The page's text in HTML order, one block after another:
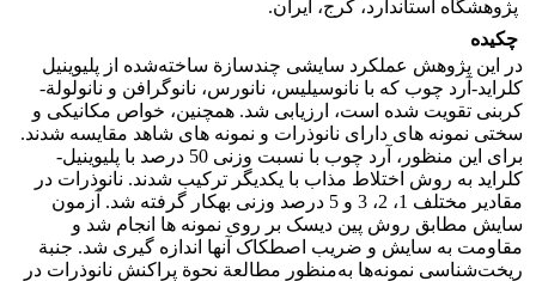
پژوهشگاه استاندارد، کرج، ایران.
چکیده
در این پژوهش عملکرد سایشی چندسازة ساخته‌شده از پلی­وینیل
کلراید-آرد چوب که با نانوسیلیس، نانورس، نانوگرافن و نانولولة­
کربنی تقویت شده است، ارزیابی شد. همچنین، خواص مکانیکی و
سختی نمونه ­های دارای نانوذرات و نمونه ­های شاهد مقایسه شدند.
برای این منظور، آرد چوب با نسبت وزنی 50 درصد با پلی­وینیل-
کلراید به روش اختلاط مذاب با یکدیگر ترکیب شدند. نانوذرات در
مقادیر مختلف 1، 2، 3 و 5 درصد وزنی به­کار گرفته شد. آزمون
سایش مطابق روش پین دیسک بر روی نمونه­ ها انجام شد و
مقاومت به سایش و ضریب اصطکاک آنها انداز­ه ­گیری شد. جنبة
ریخت‌شناسی نمونه‌ها به‌منظور مطالعة نحوة پراکنش نانوذرات در